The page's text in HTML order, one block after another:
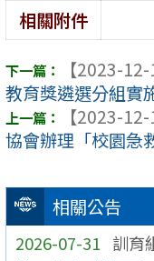
相關公告
2026-07-31 訓育
相關附件
【2023-12-
教育獎遴選分組實
【2023-12-
協會辦理「校園急